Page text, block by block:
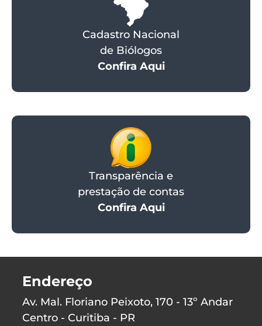
Cadastro Nacional
de Biólogos
Confira Aqui
Transparência e
prestação de contas
Confira Aqui
Endereço
Av. Mal. Floriano Peixoto, 170 - 13º Andar
Centro - Curitiba - PR